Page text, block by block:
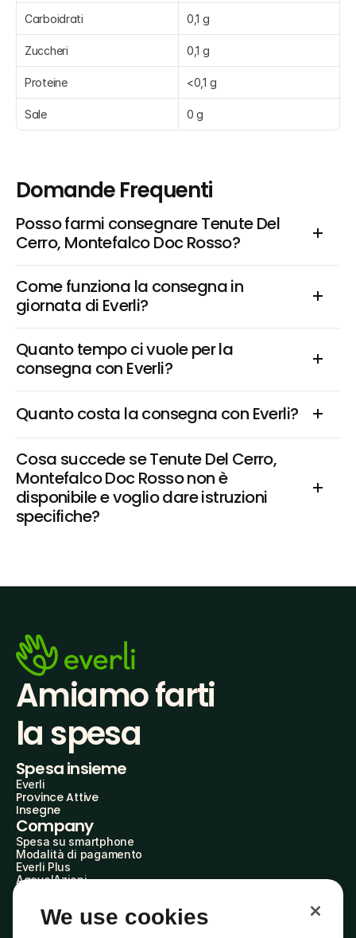
Carboidrati 0,1 g
Zuccheri 0,1 g
Proteine <0,1 g
Sale 0 g
Domande Frequenti
Posso farmi consegnare Tenute Del
Cerro, Montefalco Doc Rosso?
Come funziona la consegna in
giornata di Everli?
Quanto tempo ci vuole per la
consegna con Everli?
Quanto costa la consegna con Everli?
Cosa succede se Tenute Del Cerro,
Montefalco Doc Rosso non è
disponibile e voglio dare istruzioni
specifiche?
Amiamo farti
la spesa
Spesa insieme
Everli
Province Attive
Insegne
Company
Spesa su smartphone
Modalità di pagamento
Everli Plus
AgevolAzioni
Everli Shoppers
We use cookies